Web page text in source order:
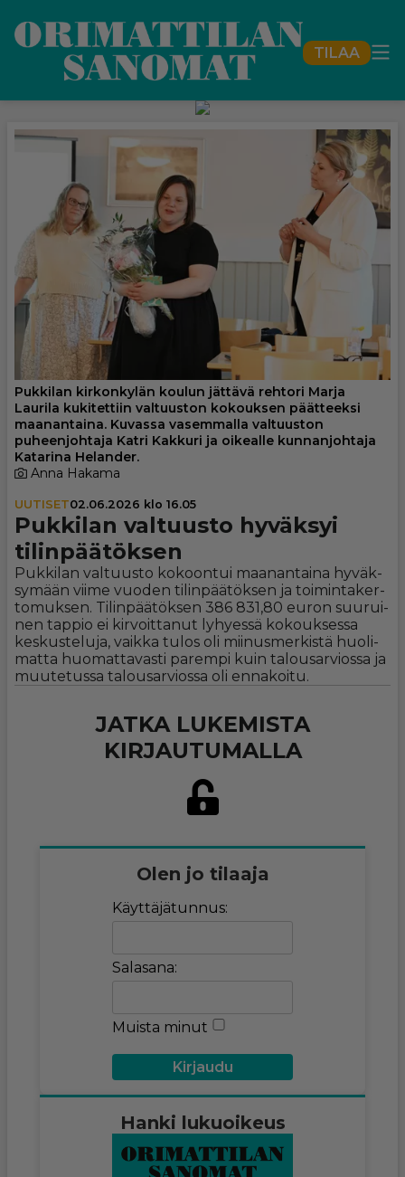
TILAA
Pukkilan kirkonkylän koulun jättävä rehtori Marja
Laurila kukitettiin valtuuston kokouksen päätteeksi
maanantaina. Kuvassa vasemmalla valtuuston
puheenjohtaja Katri Kakkuri ja oikealle kunnanjohtaja
Katarina Helander.
Anna Hakama
UUTISET02.06.2026 klo 16.05
Pukkilan valtuusto hyväksyi
tilin­pää­tök­sen
Puk­ki­lan val­tuus­to ko­koon­tui maa­nan­tai­na hy­väk­
sy­mään vii­me vuo­den ti­lin­pää­tök­sen ja toi­min­ta­ker­
to­muk­sen. Ti­lin­pää­tök­sen 386 831,80 eu­ron suu­rui­
nen tap­pio ei kir­voit­ta­nut ly­hy­es­sä ko­kouk­ses­sa
kes­kus­te­lu­ja, vaik­ka tu­los oli mii­nus­mer­kis­tä huo­li­
mat­ta huo­mat­ta­vas­ti pa­rem­pi kuin ta­lou­sar­vi­os­sa ja
muu­te­tus­sa ta­lou­sar­vi­os­sa oli en­na­koi­tu.
JATKA LUKEMISTA
KIRJAUTUMALLA
Olen jo tilaaja
Käyttäjätunnus:
Salasana:
Muista minut
Hanki lukuoikeus